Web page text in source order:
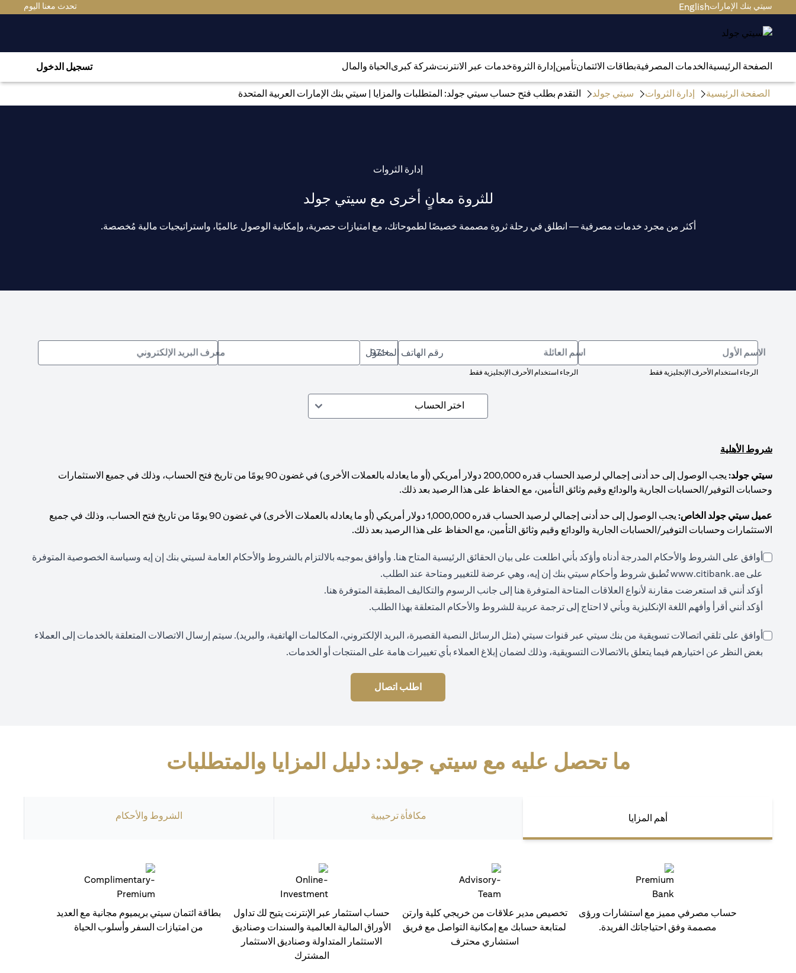
سيتي بنك الإماراتEnglish تحدث معنا اليوم
الصفحة الرئيسيةالخدمات المصرفيةبطاقات الائتمانتأمينإدارة الثروةخدمات عبر الانترنتشركة كبرىالحياة والمال تسجيل الدخول
الصفحة الرئيسية إدارة الثروات سيتي جولد التقدم بطلب فتح حساب سيتي جولد: المتطلبات والمزايا | سيتي بنك الإمارات العربية المتحدة
إدارة الثروات
للثروة معانٍ أخرى مع سيتي جولد
أكثر من مجرد خدمات مصرفية — انطلق في رحلة ثروة مصممة خصيصًا لطموحاتك، مع امتيازات حصرية، وإمكانية الوصول عالميًا، واستراتيجيات مالية مُخصصة.
الرجاء استخدام الأحرف الإنجليزية فقط
الاسم الأول
الرجاء استخدام الأحرف الإنجليزية فقط
اسم العائلة +971
رقم الهاتف المحمول معرف البريد الإلكتروني
شروط الأهلية
سيتي جولد:
يجب الوصول إلى حد أدنى إجمالي لرصيد الحساب قدره 200,000 دولار أمريكي (أو ما يعادله بالعملات الأخرى) في غضون 90 يومًا من تاريخ فتح الحساب، وذلك في جميع الاستثمارات
وحسابات التوفير/الحسابات الجارية والودائع وقيم وثائق التأمين، مع الحفاظ على هذا الرصيد بعد ذلك.
عميل سيتي جولد الخاص:
يجب الوصول إلى حد أدنى إجمالي لرصيد الحساب قدره 1,000,000 دولار أمريكي (أو ما يعادله بالعملات الأخرى) في غضون 90 يومًا من تاريخ فتح الحساب، وذلك في جميع
الاستثمارات وحسابات التوفير/الحسابات الجارية والودائع وقيم وثائق التأمين، مع الحفاظ على هذا الرصيد بعد ذلك.
أوافق على الشروط والأحكام المدرجة أدناه وأؤكد بأني اطلعت على بيان الحقائق الرئيسية المتاح هنا(opens in a new tab). وأوافق بموجبه بالالتزام بالشروط والأحكام العامة لسيتي بنك إن إيه وسياسة الخصوصية المتوفرة
على www.citibank.ae
(opens in a new tab)تُطبق شروط وأحكام سيتي بنك إن إيه، وهي عرضة للتغيير ومتاحة عند الطلب.
أؤكد أنني قد استعرضت مقارنة لأنواع العلاقات المتاحة المتوفرة هنا إلى جانب الرسوم والتكاليف المطبقة المتوفرة هنا(opens in a new tab).
أؤكد أنني أقرأ وأفهم اللغة الإنكليزية وبأني لا احتاج إلى ترجمة عربية للشروط والأحكام المتعلقة بهذا الطلب.
أوافق على تلقي اتصالات تسويقية من بنك سيتي عبر قنوات سيتي (مثل الرسائل النصية القصيرة، البريد الإلكتروني، المكالمات الهاتفية، والبريد). سيتم إرسال الاتصالات المتعلقة بالخدمات إلى العملاء
بغض النظر عن اختيارهم فيما يتعلق بالاتصالات التسويقية، وذلك لضمان إبلاغ العملاء بأي تغييرات هامة على المنتجات أو الخدمات.
اطلب اتصال
ما تحصل عليه مع سيتي جولد: دليل المزايا والمتطلبات
أهم المزايا مكافأة ترحيبية الشروط والأحكام
حساب مصرفي مميز مع استشارات ورؤى
مصممة وفق احتياجاتك الفريدة.
تخصيص مدير علاقات من خريجي كلية وارتن
لمتابعة حسابك مع إمكانية التواصل مع فريق
استشاري محترف
حساب استثمار عبر الإنترنت يتيح لك تداول
الأوراق المالية العالمية والسندات وصناديق
الاستثمار المتداولة وصناديق الاستثمار
المشترك
بطاقة ائتمان سيتي بريميوم مجانية مع العديد
من امتيازات السفر وأسلوب الحياة